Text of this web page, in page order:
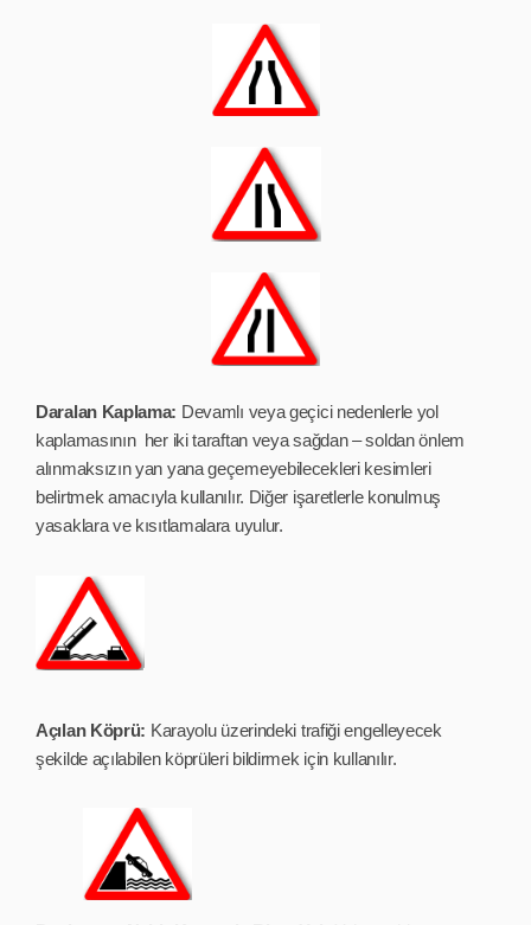
Daralan Kaplama: Devamlı veya geçici nedenlerle yol
kaplamasının her iki taraftan veya sağdan – soldan önlem
alınmaksızın yan yana geçemeyebilecekleri kesimleri
belirtmek amacıyla kullanılır. Diğer işaretlerle konulmuş
yasaklara ve kısıtlamalara uyulur.
Açılan Köprü: Karayolu üzerindeki trafiği engelleyecek
şekilde açılabilen köprüleri bildirmek için kullanılır.